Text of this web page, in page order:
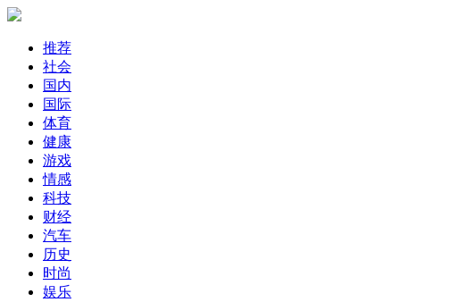
推荐
社会
国内
国际
体育
健康
游戏
情感
科技
财经
汽车
历史
时尚
娱乐